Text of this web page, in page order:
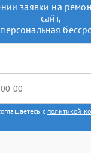
заявки на
сайт,
с политикой